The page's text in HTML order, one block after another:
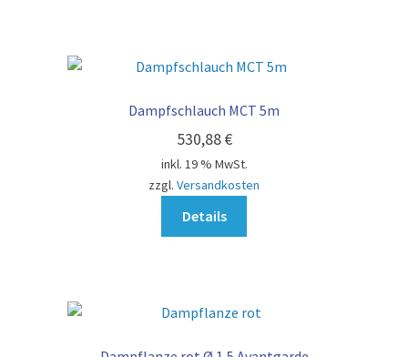
Dampfschlauch MCT 5m
530,88€
inkl. 19 % MwSt.
zzgl. Versandkosten
Details